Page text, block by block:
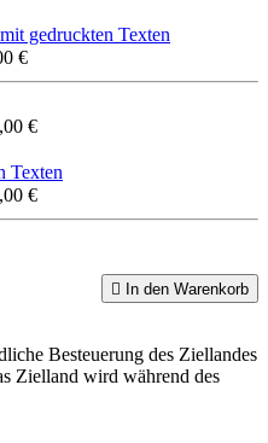
gedruckten Texten
€
€
Texten
€
 In den Warenkorb
Besteuerung des Ziellandes
Zielland wird während des